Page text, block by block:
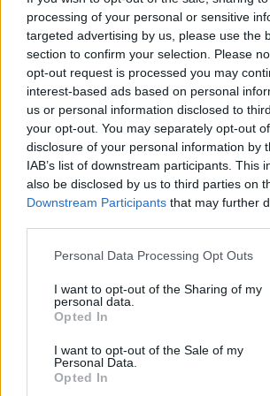
processing of your personal or sensitive
targeted advertising by us, please use the
section to confirm your selection. Please
opt-out request is processed you may
interest-based ads based on personal
us or personal information disclosed to
your opt-out. You may separately opt-out
disclosure of your personal information by
IAB’s list of downstream participants. This
also be disclosed by us to third parties on
Downstream Participants that may further
Personal Data Processing Opt Outs
I want to opt-out of the Sharing of my
personal data.
Opted In
I want to opt-out of the Sale of my
Personal Data.
Opted In
duediligence στο ESG με την
δεδομένων από εταιρείες-
ποσοτικοποίηση πιθανών
αυτά, αναδεικνύονται λύσεις που
αποσαφηνίζουν καλύτερα το
Η ποιότητα των δεδομένων
βελτιωθεί, καθώς οι πωλητές και
από την πλευρά των πωλήσεων
ομάδων του duediligence στο ESG
ομάδων duediligence του
και Λειτουργιών.